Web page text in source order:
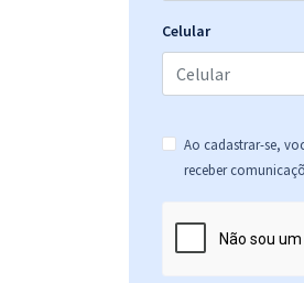
Celular
Ao cadastrar-se,
receber